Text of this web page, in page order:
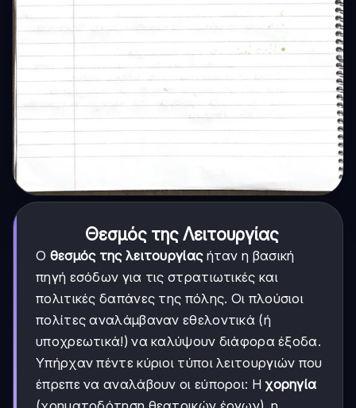
Θεσμός της Λειτουργίας
Ο θεσμός της λειτουργίαςήταν η βασική
πηγή εσόδων για τις στρατιωτικές και
πολιτικές δαπάνες της πόλης. Οι πλούσιοι
πολίτες αναλάμβαναν εθελοντικά (ή
υποχρεωτικά!) να καλύψουν διάφορα έξοδα.
Υπήρχαν πέντε κύριοι τύποι λειτουργιών που
έπρεπε να αναλάβουν οι εύποροι: Η χορηγία